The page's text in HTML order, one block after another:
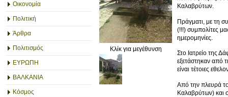
Οικονομία
Πολιτική
Άρθρα
Πολιτισμός
ΕΥΡΩΠΗ
ΒΑΛΚΑΝΙΑ
Κόσμος
Κλίκ για μεγέθυνση
Καλαβρύτων.
Πράγματι, με τη
(!!!) συμπολίτες
ημερομηνίες.
Στο Ιατρείο της
εξετάστηκαν από
είναι τέτοιες
Από την πλευρά
Καλαβρύτων) και